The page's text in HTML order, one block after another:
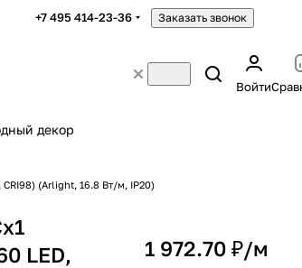
+7 495 414-23-36 Заказать звонок
Войти
декор
CRI98) (Arlight, 16.8 Вт/м, IP20)
LED,
1 972.70 ₽/м